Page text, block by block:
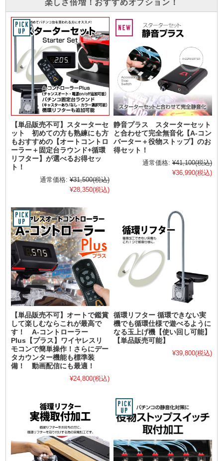
楽しさ倍増！おすすめオプション！
【単品販売不可】スターターセ
ット 初めての方も熟練にも方
もおすすめの【オートコントロ
ーラー＋固定台ラウンド+循環
リフター】が選べるお得セッ
ト！
通常価格: ¥31,500(税込)
¥28,350(税込)
静音プラス スターターセット
と合わせて完全無音化【A-コン
バーター＋役物ストップ】のお
得セット！
通常価格: ¥41,100(税込)
¥36,990(税込)
【単品販売不可】オートで鑑賞
して楽しむならこれが最高で
す！ A-コントローラー
Plus【プラス】ワイヤレスリ
モコンで簡単操作！さらにデー
タカウンター機能も標準装
備！ 動画配信にも最適！
¥24,800(税込)
循環リフター 循環できない実
機でも循環仕様で遊べるように
なる玉上げ機【使い回し可能】
【単品販売可能】
¥39,800(税込)